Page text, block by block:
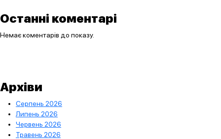
Останні коментарі
Немає коментарів до показу.
Архіви
Серпень 2026
Липень 2026
Червень 2026
Травень 2026